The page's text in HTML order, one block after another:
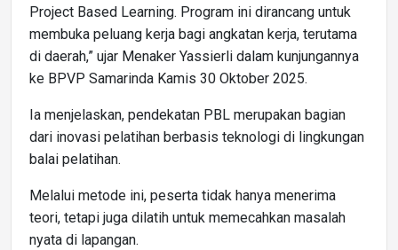
Project Based Learning. Program ini dirancang untuk
membuka peluang kerja bagi angkatan kerja, terutama
di daerah,” ujar Menaker Yassierli dalam kunjungannya
ke BPVP Samarinda Kamis 30 Oktober 2025.
Ia menjelaskan, pendekatan PBL merupakan bagian
dari inovasi pelatihan berbasis teknologi di lingkungan
balai pelatihan.
Melalui metode ini, peserta tidak hanya menerima
teori, tetapi juga dilatih untuk memecahkan masalah
nyata di lapangan.